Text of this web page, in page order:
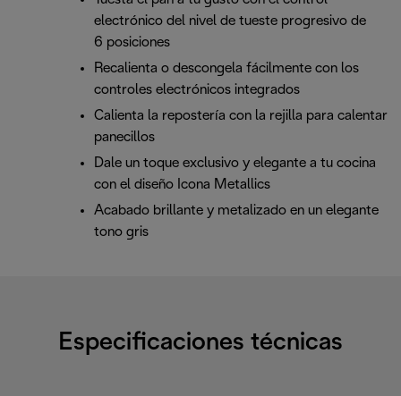
electrónico del nivel de tueste progresivo de
6 posiciones
Recalienta o descongela fácilmente con los
controles electrónicos integrados
Calienta la repostería con la rejilla para calentar
panecillos
Dale un toque exclusivo y elegante a tu cocina
con el diseño Icona Metallics
Acabado brillante y metalizado en un elegante
tono gris
Especificaciones técnicas